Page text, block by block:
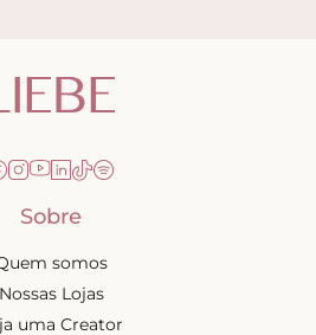
Sobre
somos
Nossas Lojas
uma Creator